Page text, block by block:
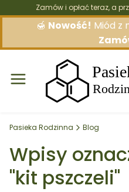
Zamów i opłać teraz, a
🍯 Nowość! Miód z
Pasieka Rodzinna Blog
Wpisy
"kit pszczeli"